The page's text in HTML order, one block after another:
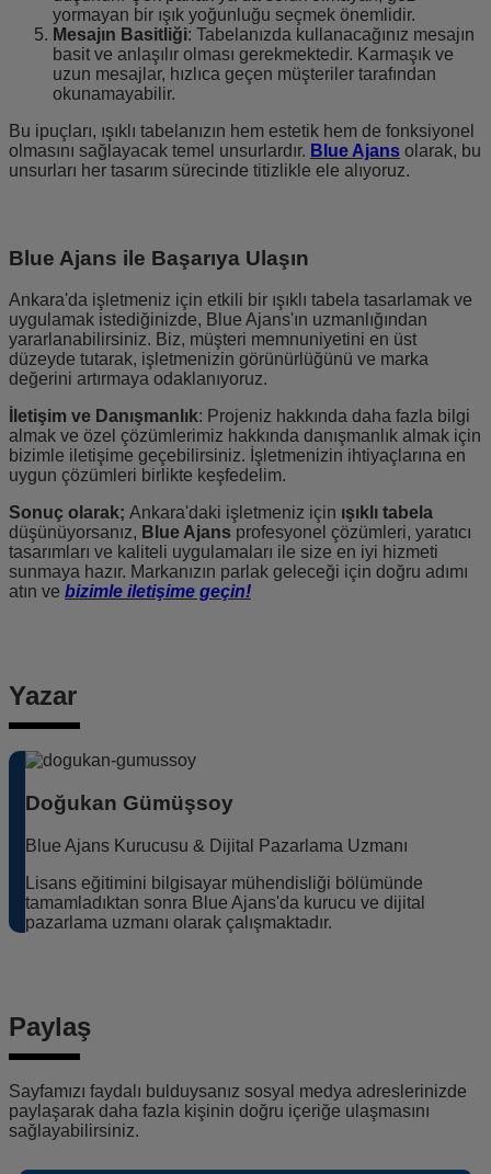
yormayan bir ışık yoğunluğu seçmek önemlidir.
Mesajın Basitliği: Tabelanızda kullanacağınız mesajın
basit ve anlaşılır olması gerekmektedir. Karmaşık ve
uzun mesajlar, hızlıca geçen müşteriler tarafından
okunamayabilir.
Bu ipuçları, ışıklı tabelanızın hem estetik hem de fonksiyonel
olmasını sağlayacak temel unsurlardır. Blue Ajans olarak, bu
unsurları her tasarım sürecinde titizlikle ele alıyoruz.
Blue Ajans ile Başarıya Ulaşın
Ankara'da işletmeniz için etkili bir ışıklı tabela tasarlamak ve
uygulamak istediğinizde, Blue Ajans'ın uzmanlığından
yararlanabilirsiniz. Biz, müşteri memnuniyetini en üst
düzeyde tutarak, işletmenizin görünürlüğünü ve marka
değerini artırmaya odaklanıyoruz.
İletişim ve Danışmanlık: Projeniz hakkında daha fazla bilgi
almak ve özel çözümlerimiz hakkında danışmanlık almak için
bizimle iletişime geçebilirsiniz. İşletmenizin ihtiyaçlarına en
uygun çözümleri birlikte keşfedelim.
Sonuç olarak; Ankara'daki işletmeniz için ışıklı tabela
düşünüyorsanız, Blue Ajans profesyonel çözümleri, yaratıcı
tasarımları ve kaliteli uygulamaları ile size en iyi hizmeti
sunmaya hazır. Markanızın parlak geleceği için doğru adımı
atın ve bizimle iletişime geçin!
Yazar
Doğukan Gümüşsoy
Blue Ajans Kurucusu & Dijital Pazarlama Uzmanı
Lisans eğitimini bilgisayar mühendisliği bölümünde
tamamladıktan sonra Blue Ajans'da kurucu ve dijital
pazarlama uzmanı olarak çalışmaktadır.
Paylaş
Sayfamızı faydalı bulduysanız sosyal medya adreslerinizde
paylaşarak daha fazla kişinin doğru içeriğe ulaşmasını
sağlayabilirsiniz.